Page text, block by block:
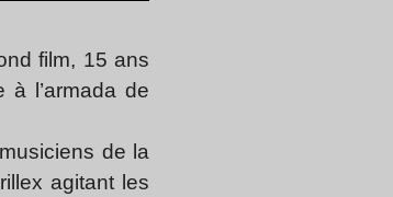
film, 15 ans
l’armada de
de la
agitant les